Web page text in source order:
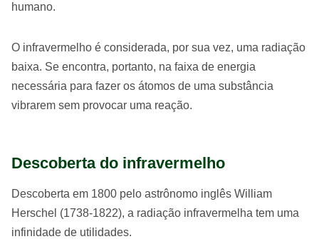
humano.
O infravermelho é considerada, por sua vez, uma radiação
baixa. Se encontra, portanto, na faixa de energia
necessária para fazer os átomos de uma substância
vibrarem sem provocar uma reação.
Descoberta do infravermelho
Descoberta em 1800 pelo astrônomo inglês William
Herschel (1738-1822), a radiação infravermelha tem uma
infinidade de utilidades.